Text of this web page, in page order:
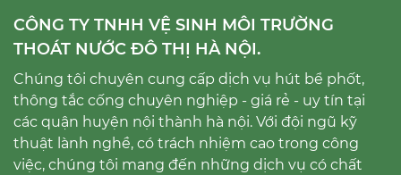
CÔNG TY TNHH VỆ SINH MÔI TRƯỜNG
THOÁT NƯỚC ĐÔ THỊ HÀ NỘI.
Chúng tôi chuyên cung cấp dịch vụ hút bể phốt,
thông tắc cống chuyên nghiệp - giá rẻ - uy tín tại
các quận huyện nội thành hà nội. Với đội ngũ kỹ
thuật lành nghề, có trách nhiệm cao trong công
việc, chúng tôi mang đến những dịch vụ có chất